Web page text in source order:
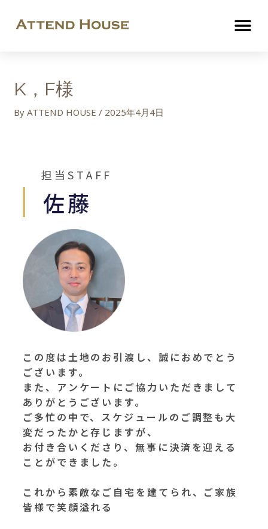
K，F様
ByATTEND HOUSE/ 2025年4月4日
担当STAFF
佐藤
この度は土地のお引渡し、誠におめでとう
ございます。
また、アンケートにご協力いただきまして
ありがとうございます。
ご多忙の中で、スケジュールのご調整も大
変だったかと存じますが、
お付き合いくださり、無事に決済を迎える
ことができました。
これから素敵なご自宅を建てられ、ご家族
皆様で笑顔溢れる